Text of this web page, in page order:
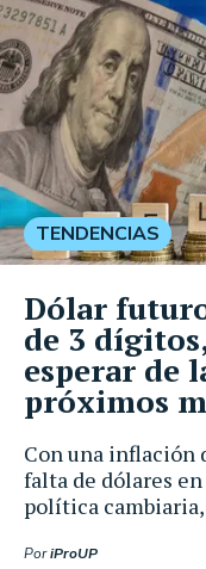
Con una inflación
falta de dólares
política
PoriProUP
TENDENCIAS
Dólar
de 3
esperar de
próximos